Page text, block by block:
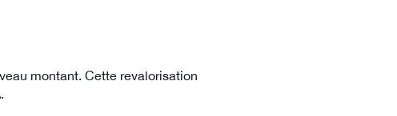
montant. Cette revalorisation